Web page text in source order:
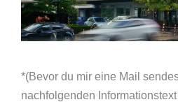
*(Bevor du mir eine Mail
nachfolgenden